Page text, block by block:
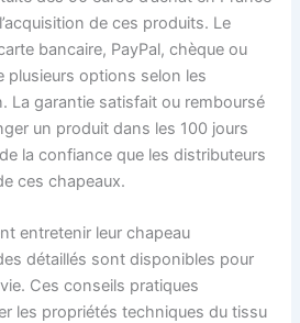
de ces produits. Le
bancaire, PayPal, chèque ou
plusieurs options selon les
La garantie satisfait ou remboursé
un produit dans les 100 jours
la confiance que les distributeurs
ces chapeaux.
entretenir leur chapeau
détaillés sont disponibles pour
Ces conseils pratiques
les propriétés techniques du tissu